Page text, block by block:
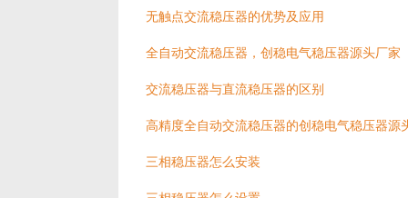
无触点交流稳压器的优势及应用
全自动交流稳压器，创稳电气稳压器源头厂家
交流稳压器与直流稳压器的区别
高精度全自动交流稳压器的创稳电气稳压器源
三相稳压器怎么安装